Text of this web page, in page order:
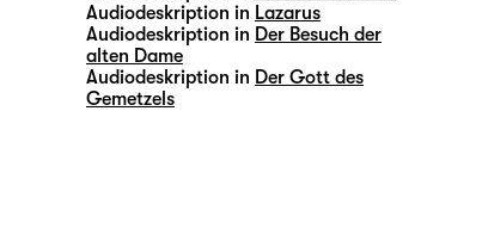
Audiodeskription in Lazarus
Audiodeskription in Der Besuch der
alten Dame
Audiodeskription in Der Gott des
Gemetzels